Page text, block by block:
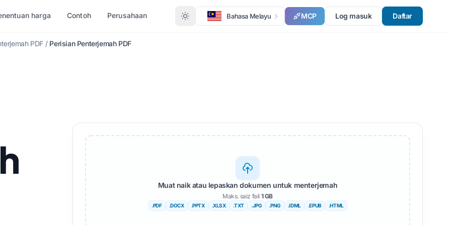
InDesign kepada PDF
XLSX kepada PDF
TXT kepada XLSX
JPG kepada PDF
JPEG kepada PDF
Bahasa Swahili
harga Contoh Perusahaan Bahasa Melayu MCP Log masuk Daftar
PDF / Perisian Penterjemah PDF
Muat naik atau lepaskan dokumen untuk menterjemah
Maks. saiz fail 1 GB
.PDF .DOCX .PPTX .XLSX .TXT .JPG .PNG .IDML .EPUB .HTML